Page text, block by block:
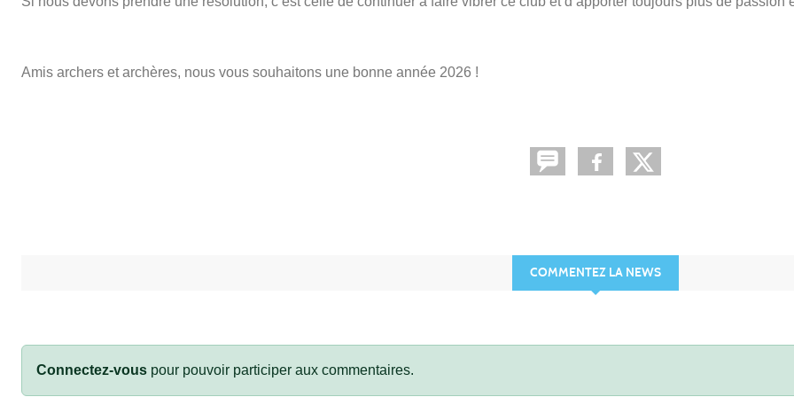
Amis archers et archères, nous vous souhaitons une bonne année 2026 !
COMMENTEZ LA NEWS
Connectez-vous pour pouvoir participer aux commentaires.